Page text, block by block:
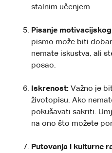
stalnim učenjem.
Pisanje
pismo može biti
nemate iskustva, ali
posao.
Iskrenost: Važno je
životopisu. Ako
pokušavati sakriti.
na ono što možete
Putovanja i kulturne